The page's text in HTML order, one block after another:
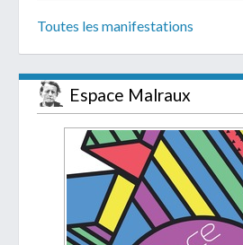
Toutes les manifestations
Espace Malraux